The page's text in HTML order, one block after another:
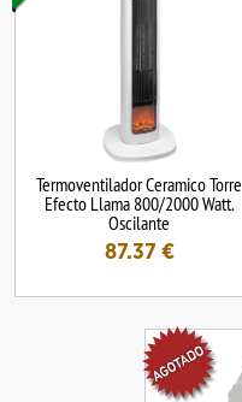
Termoventilador Ceramico Torre
Efecto Llama 800/2000 Watt.
Oscilante
87.37 €